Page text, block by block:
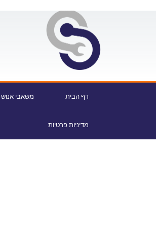
דף הבית משאבי אנוש
מדיניות פרטיות